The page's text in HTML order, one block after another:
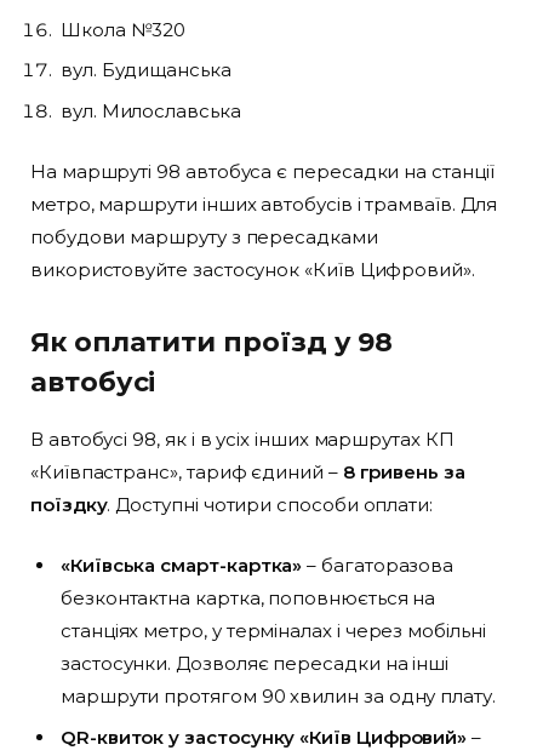
Школа №320
вул. Будищанська
вул. Милославська
На маршруті 98 автобуса є пересадки на станції
метро, маршрути інших автобусів і трамваїв. Для
побудови маршруту з пересадками
використовуйте застосунок «Київ Цифровий».
Як оплатити проїзд у 98
автобусі
В автобусі 98, як і в усіх інших маршрутах КП
«Київпастранс», тариф єдиний – 8 гривень за
поїздку. Доступні чотири способи оплати:
«Київська смарт-картка» – багаторазова
безконтактна картка, поповнюється на
станціях метро, у терміналах і через мобільні
застосунки. Дозволяє пересадки на інші
маршрути протягом 90 хвилин за одну плату.
QR-квиток у застосунку «Київ Цифровий» –